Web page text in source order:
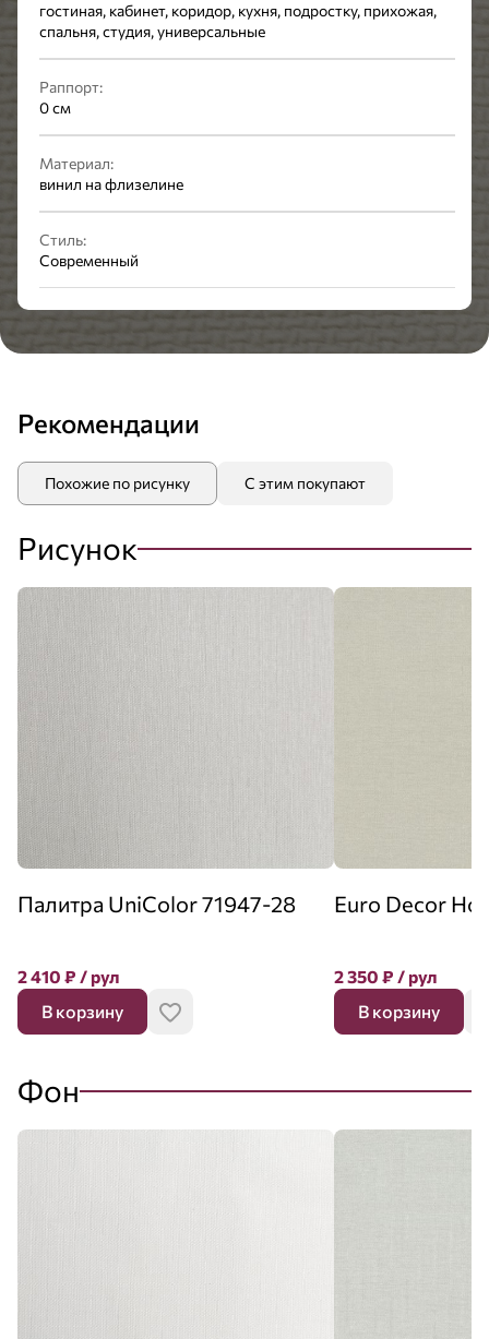
гостиная, кабинет, коридор, кухня, подростку, прихожая,
спальня, студия, универсальные
Раппорт:
0 см
Материал:
винил на флизелине
Стиль:
Современный
Рекомендации
Похожие по рисунку С этим покупают
Рисунок
Палитра UniColor 71947-28
2 410 ₽ / рул
В корзину
Euro Decor
2 350 ₽ / рул
В корзину
Фон